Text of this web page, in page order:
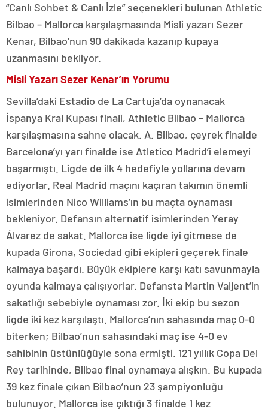
“Canlı Sohbet & Canlı İzle” seçenekleri bulunan Athletic
Bilbao – Mallorca karşılaşmasında Misli yazarı Sezer
Kenar, Bilbao’nun 90 dakikada kazanıp kupaya
uzanmasını bekliyor.
Misli Yazarı Sezer Kenar’ın Yorumu
Sevilla’daki Estadio de La Cartuja’da oynanacak
İspanya Kral Kupası finali, Athletic Bilbao – Mallorca
karşılaşmasına sahne olacak. A. Bilbao, çeyrek finalde
Barcelona’yı yarı finalde ise Atletico Madrid’i elemeyi
başarmıştı. Ligde de ilk 4 hedefiyle yollarına devam
ediyorlar. Real Madrid maçını kaçıran takımın önemli
isimlerinden Nico Williams’ın bu maçta oynaması
bekleniyor. Defansın alternatif isimlerinden Yeray
Álvarez de sakat. Mallorca ise ligde iyi gitmese de
kupada Girona, Sociedad gibi ekipleri geçerek finale
kalmaya başardı. Büyük ekiplere karşı katı savunmayla
oyunda kalmaya çalışıyorlar. Defansta Martin Valjent’in
sakatlığı sebebiyle oynaması zor. İki ekip bu sezon
ligde iki kez karşılaştı. Mallorca’nın sahasında maç 0-0
biterken; Bilbao’nun sahasındaki maç ise 4-0 ev
sahibinin üstünlüğüyle sona ermişti. 121 yıllık Copa Del
Rey tarihinde, Bilbao final oynamaya alışkın. Bu kupada
39 kez finale çıkan Bilbao’nun 23 şampiyonluğu
bulunuyor. Mallorca ise çıktığı 3 finalde 1 kez